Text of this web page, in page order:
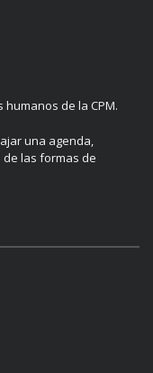
de la CPM.
una agenda,
las formas de